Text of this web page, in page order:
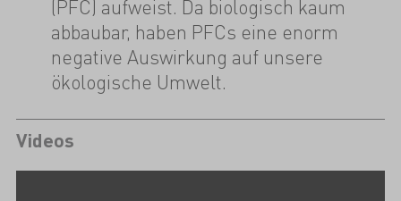
(PFC) aufweist. Da biologisch kaum
abbaubar, haben PFCs eine enorm
negative Auswirkung auf unsere
ökologische Umwelt.
Videos